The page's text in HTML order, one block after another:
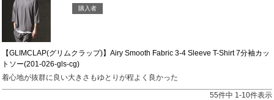
【GLIMCLAP(グリムクラップ)】Airy Smooth Fabric 3-4 Sleeve T-Shirt 7分袖カッ
トソー(201-026-gls-cg)
購入者
着心地が抜群に良い大きさもゆとりが程よく良かった
55件中 1-10件表示